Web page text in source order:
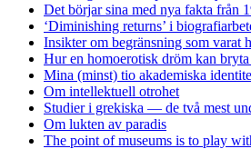
Det börjar sina med nya fakta från
‘Diminishing returns’ i
Insikter om begränsning som varat
Hur en homoerotisk dröm kan
Mina (minst) tio akademiska
Om intellektuell otrohet
Studier i grekiska — de två mest
Om lukten av paradis
The point of museums is to play